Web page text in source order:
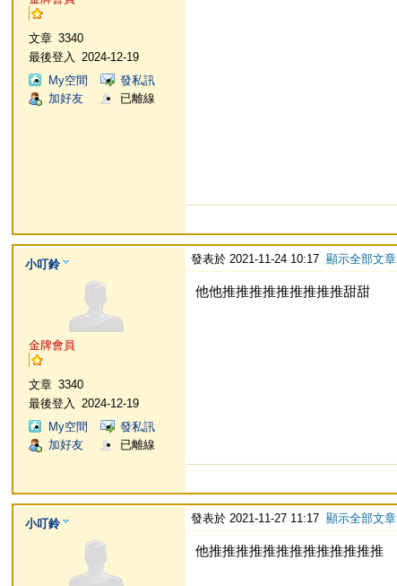
文章 3340
最後登入
2024-12-19
My空間
發私訊
加好友
已離線
小叮鈴
金牌會員
文章 3340
最後登入
2024-12-19
My空間
發私訊
加好友
已離線
發表於 2021-11-24 10:17顯示全部文章
他他推推推推推推推推推甜甜
小叮鈴 發表於 2021-11-27 11:17顯示全部文章
他推推推推推推推推推推推推推